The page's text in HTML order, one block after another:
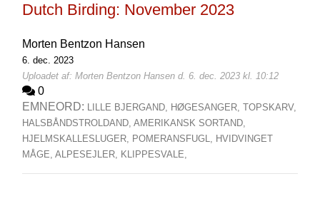
Dutch Birding: November 2023
Morten Bentzon Hansen
6. dec. 2023
Uploadet af: Morten Bentzon Hansen d. 6. dec. 2023 kl. 10:12
0
EMNEORD: LILLE BJERGAND, HØGESANGER, TOPSKARV,
HALSBÅNDSTROLDAND, AMERIKANSK SORTAND,
HJELMSKALLESLUGER, POMERANSFUGL, HVIDVINGET
MÅGE, ALPESEJLER, KLIPPESVALE,